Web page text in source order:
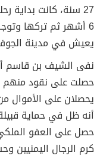
27 سنة، كانت
6 أشهر ثم تركها
يعيش في مدينة
نفى الشيف بن قاسم
حصلت على نقود منهم
يحصلان على الأموال
أنه ظل في حماية
حصل على العفو
كرم الرجال اليمنيين